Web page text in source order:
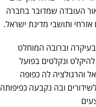
העובדה שמדובר בחברה
ותושבי מדינת ישראל.
וברובה המוחלט
להיקלט ונקלטים בפועל
והרגולציה לה כפופה
ובה נקבעה כפיפותה